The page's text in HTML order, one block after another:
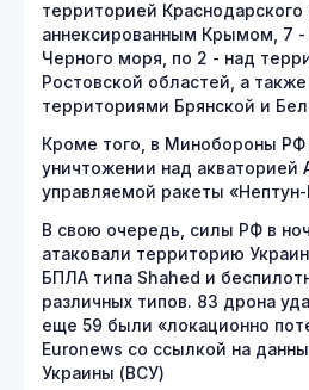
территорией Краснодарского
аннексированным Крымом, 7 -
Черного моря, по 2 - над
Ростовской областей, а
территориями Брянской и
Кроме того, в Минобороны РФ
уничтожении над акваторией
управляемой ракеты
В свою очередь, силы РФ в
атаковали территорию
БПЛА типа Shahed и
различных типов. 83 дрона
еще 59 были «локационно
Euronews со ссылкой на
Украины (ВСУ)